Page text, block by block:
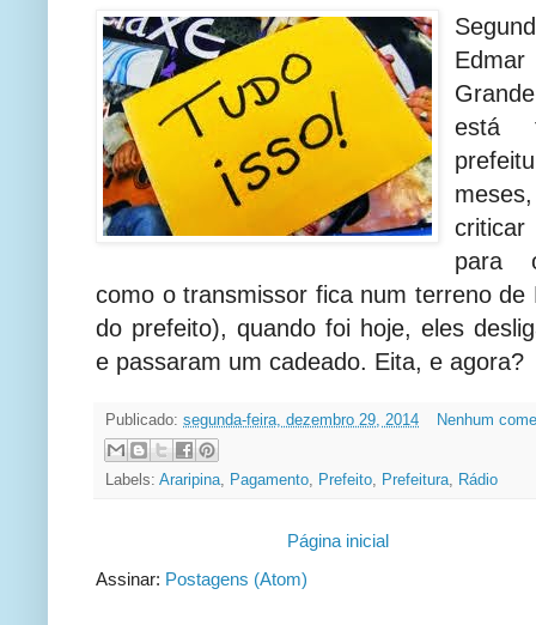
está
para
como o transmissor fica num terreno de
do prefeito), quando foi hoje, eles
e passaram um cadeado. Eita, e agora?
Publicado: segunda-feira, dezembro 29, 2014 Nenhum
Labels: Araripina, Pagamento, Prefeito, Prefeitura, Rádio
Página inicial
Assinar: Postagens (Atom)